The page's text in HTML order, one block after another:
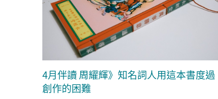
4月伴讀 周耀輝》知名詞人用這本書度過
創作的困難